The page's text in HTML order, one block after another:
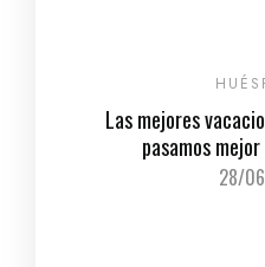
Las mejores
pasamos
28/